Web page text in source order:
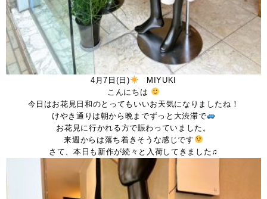
4月7日(日)
MIYUKI
こんにちは
今日はお花見日和のとってもいいお天気になりましたね！
けやき通りは朝から晩までずっと大渋滞で
お花見に行かれる方で賑わっていました。
来週からは落ち着きそうな感じです
さて、本日も新作が続々と入荷してきました♫